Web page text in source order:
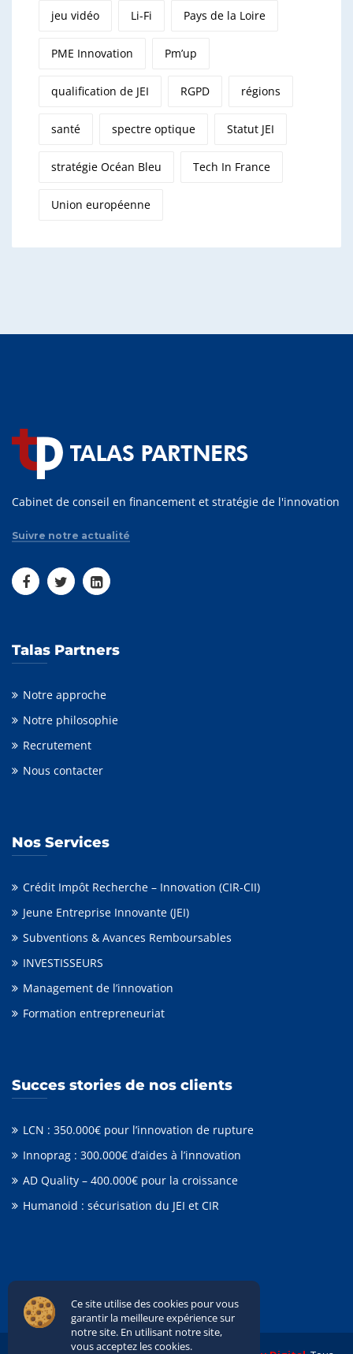
jeu vidéo Li-Fi Pays de la Loire
PME Innovation Pm’up
qualification de JEI RGPD régions
santé spectre optique Statut JEI
stratégie Océan Bleu Tech In France
Union européenne
Ce site utilise des cookies pour vous
garantir la meilleure expérience sur
notre site. En utilisant notre site,
vous acceptez les cookies.
Cabinet de conseil en financement et stratégie de l'innovation
Suivre notre actualité
Talas Partners
Notre approche
Notre philosophie
Recrutement
Nous contacter
Nos Services
Crédit Impôt Recherche – Innovation (CIR-CII)
Jeune Entreprise Innovante (JEI)
Subventions & Avances Remboursables
INVESTISSEURS
Management de l’innovation
Formation entrepreneuriat
Succes stories de nos clients
LCN : 350.000€ pour l’innovation de rupture
Innoprag : 300.000€ d’aides à l’innovation
AD Quality – 400.000€ pour la croissance
Humanoid : sécurisation du JEI et CIR